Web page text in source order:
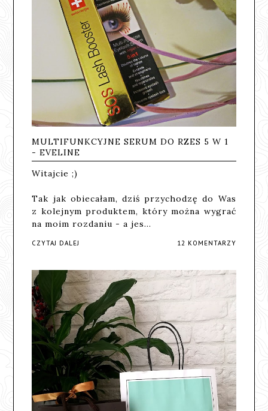
MULTIFUNKCYJNE SERUM DO RZES 5 W 1
- EVELINE
Witajcie ;)
Tak jak obiecałam, dziś przychodzę do Was
z kolejnym produktem, który można wygrać
na moim rozdaniu - a jes…
CZYTAJ DALEJ 12 KOMENTARZY